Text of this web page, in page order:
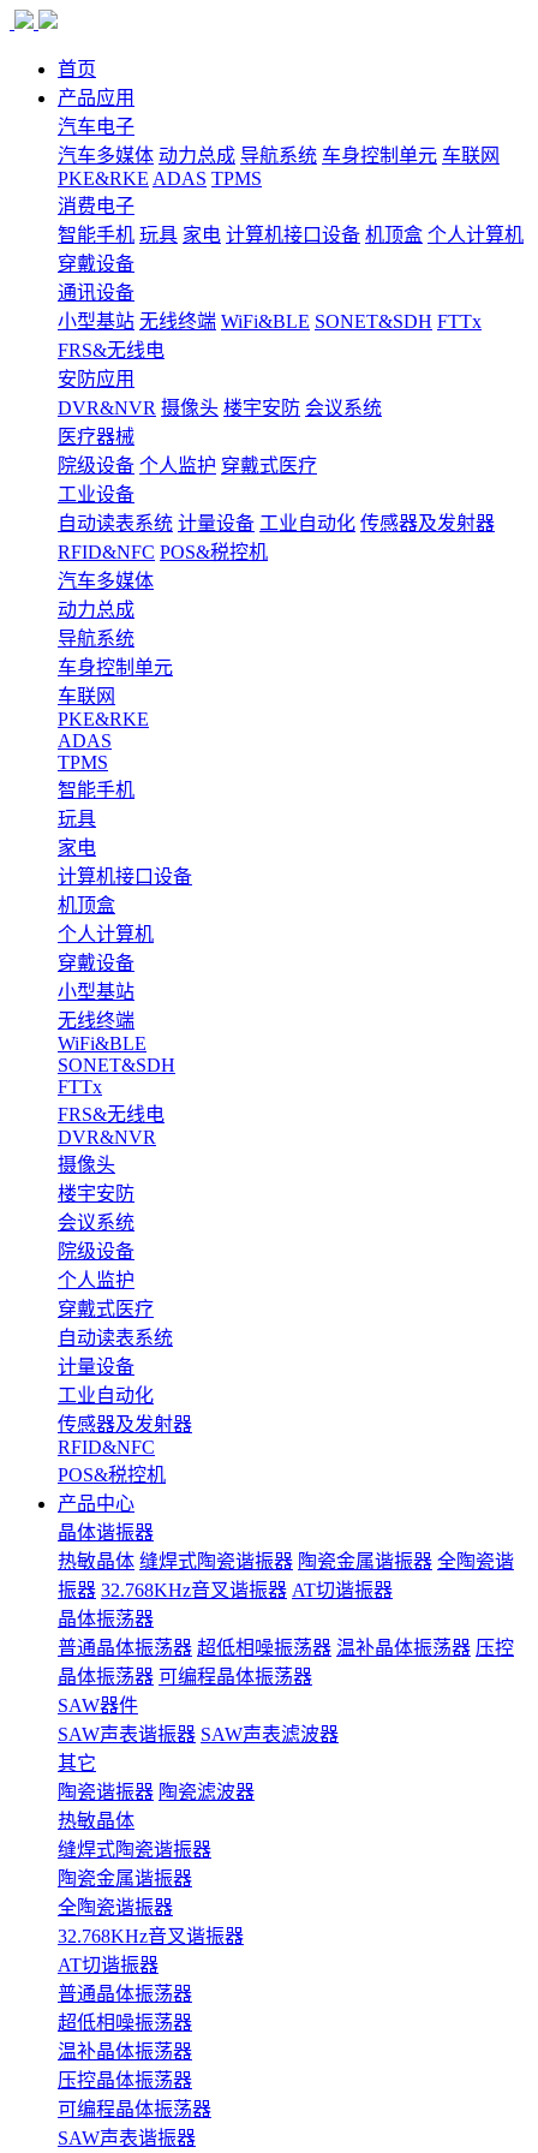
首页
产品应用
汽车电子
汽车多媒体 动力总成 导航系统 车身控制单元 车联网
PKE&RKE ADAS TPMS
消费电子
智能手机 玩具 家电 计算机接口设备 机顶盒 个人计算机
穿戴设备
通讯设备
小型基站 无线终端 WiFi&BLE SONET&SDH FTTx
FRS&无线电
安防应用
DVR&NVR 摄像头 楼宇安防 会议系统
医疗器械
院级设备 个人监护 穿戴式医疗
工业设备
自动读表系统 计量设备 工业自动化 传感器及发射器
RFID&NFC POS&税控机
汽车多媒体
动力总成
导航系统
车身控制单元
车联网
PKE&RKE
ADAS
TPMS
智能手机
玩具
家电
计算机接口设备
机顶盒
个人计算机
穿戴设备
小型基站
无线终端
WiFi&BLE
SONET&SDH
FTTx
FRS&无线电
DVR&NVR
摄像头
楼宇安防
会议系统
院级设备
个人监护
穿戴式医疗
自动读表系统
计量设备
工业自动化
传感器及发射器
RFID&NFC
POS&税控机
产品中心
晶体谐振器
热敏晶体 缝焊式陶瓷谐振器 陶瓷金属谐振器 全陶瓷谐
振器 32.768KHz音叉谐振器 AT切谐振器
晶体振荡器
普通晶体振荡器 超低相噪振荡器 温补晶体振荡器 压控
晶体振荡器 可编程晶体振荡器
SAW器件
SAW声表谐振器 SAW声表滤波器
其它
陶瓷谐振器 陶瓷滤波器
热敏晶体
缝焊式陶瓷谐振器
陶瓷金属谐振器
全陶瓷谐振器
32.768KHz音叉谐振器
AT切谐振器
普通晶体振荡器
超低相噪振荡器
温补晶体振荡器
压控晶体振荡器
可编程晶体振荡器
SAW声表谐振器